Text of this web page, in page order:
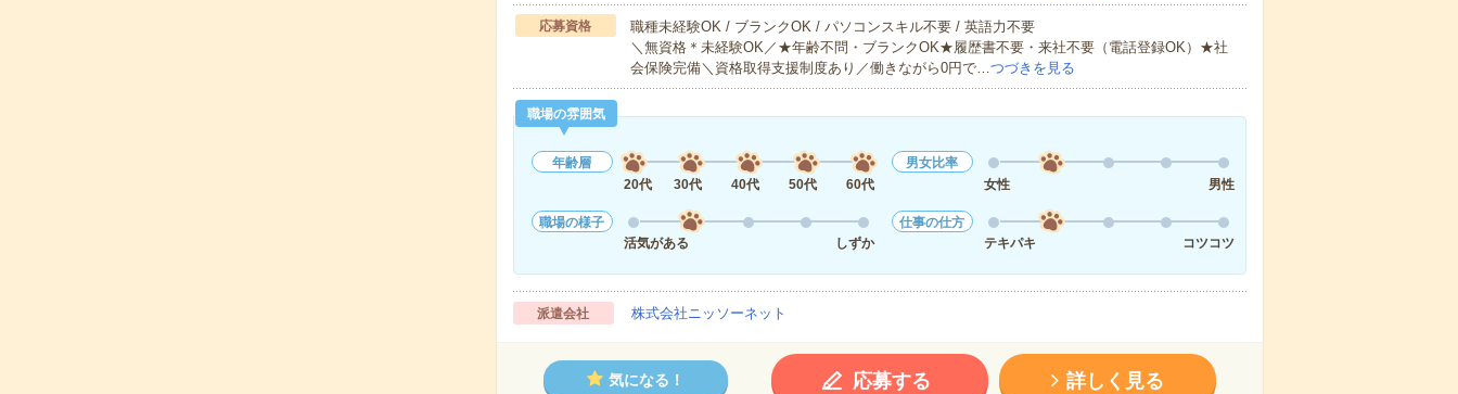
応募資格
職種未経験OK / ブランクOK / パソコンスキル不要 / 英語力不要
＼無資格＊未経験OK／★年齢不問・ブランクOK★履歴書不要・来社不要（電話登録OK）★社
会保険完備＼資格取得支援制度あり／働きながら0円で…つづきを見る
職場の雰囲気
年齢層
20代
30代 40代 50代 60代
男女比率
女性
男性
職場の様子
活気がある
しずか
仕事の仕方
テキパキ
コツコツ
派遣会社 株式会社ニッソーネット
気になる！ 応募する 詳しく見る